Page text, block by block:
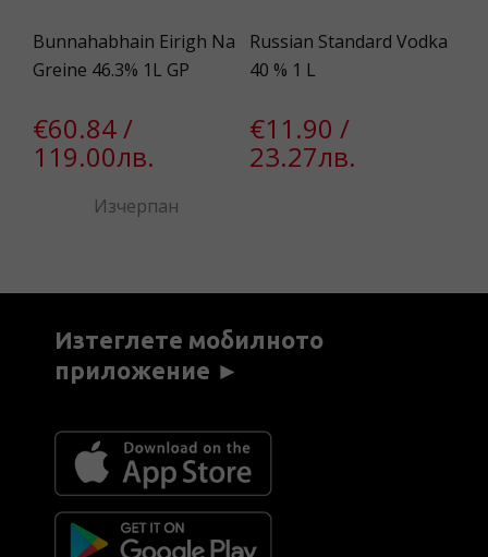
Bunnahabhain Eirigh Na
Greine 46.3% 1L GP
€60.84 /
119.00лв.
Изчерпан
Russian Standard Vodka
40 % 1 L
€11.90 /
23.27лв.
Изтеглете мобилното
приложение ►